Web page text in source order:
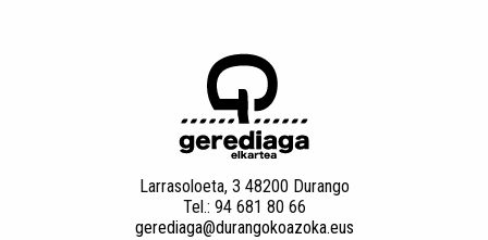
Larrasoloeta, 3 48200 Durango
Tel.: 94 681 80 66
gerediaga@durangokoazoka.eus